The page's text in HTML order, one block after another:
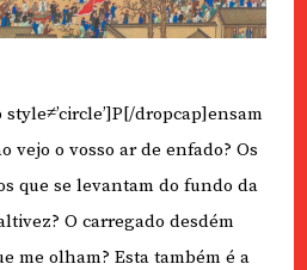
style≠’circle’]P[/dropcap]ensam
vejo o vosso ar de enfado? Os
que se levantam do fundo da
O carregado desdém
me olham? Esta também é a